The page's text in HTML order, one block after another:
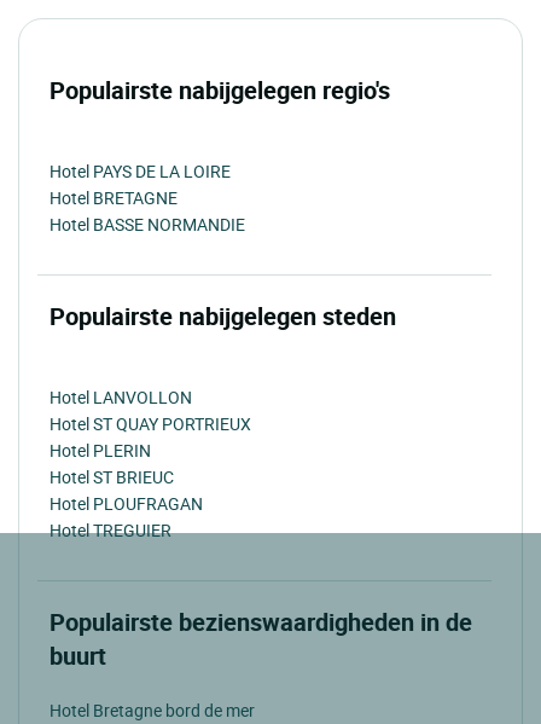
Populairste nabijgelegen regio's
Hotel PAYS DE LA LOIRE
Hotel BRETAGNE
Hotel BASSE NORMANDIE
Populairste nabijgelegen steden
Hotel LANVOLLON
Hotel ST QUAY PORTRIEUX
Hotel PLERIN
Hotel ST BRIEUC
Hotel PLOUFRAGAN
Hotel TREGUIER
Populairste bezienswaardigheden in de
buurt
Hotel Bretagne bord de mer